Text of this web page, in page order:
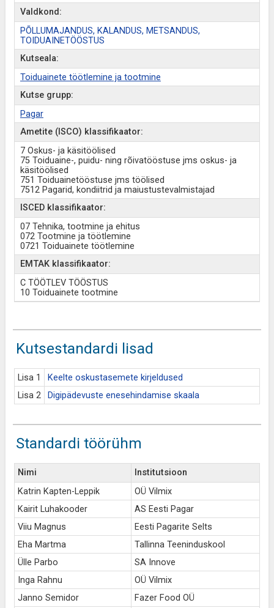
Valdkond:
PÕLLUMAJANDUS, KALANDUS, METSANDUS,
TOIDUAINETÖÖSTUS
Kutseala:
Toiduainete töötlemine ja tootmine
Kutse grupp:
Pagar
Ametite (ISCO) klassifikaator:
7 Oskus- ja käsitöölised
75 Toiduaine-, puidu- ning rõivatööstuse jms oskus- ja
käsitöölised
751 Toiduainetööstuse jms töölised
7512 Pagarid, kondiitrid ja maiustustevalmistajad
ISCED klassifikaator:
07 Tehnika, tootmine ja ehitus
072 Tootmine ja töötlemine
0721 Toiduainete töötlemine
EMTAK klassifikaator:
C TÖÖTLEV TÖÖSTUS
10 Toiduainete tootmine
Kutsestandardi lisad
Lisa 1
Keelte oskustasemete kirjeldused
Lisa 2
Digipädevuste enesehindamise skaala
Standardi töörühm
Nimi
Institutsioon
Katrin Kapten-Leppik
OÜ Vilmix
Kairit Luhakooder
AS Eesti Pagar
Viiu Magnus
Eesti Pagarite Selts
Eha Martma
Tallinna Teeninduskool
Ülle Parbo
SA Innove
Inga Rahnu
OÜ Vilmix
Janno Semidor
Fazer Food OÜ